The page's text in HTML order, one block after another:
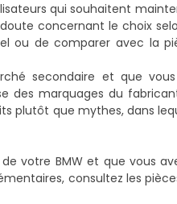
qui souhaitent
concernant le choix
ou de comparer avec la
secondaire et que
des marquages du
plutôt que mythes, dans
votre BMW et que vous
consultez les